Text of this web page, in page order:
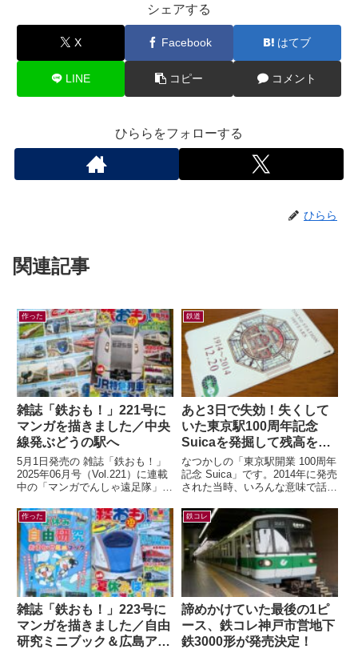
シェアする
X Facebook はてブ
LINE コピー コメント
ひららをフォローする
ひらら
関連記事
作った
雑誌「鉄おも！」221号に
マンガを描きました／中央
線発ぶどうの駅へ
5月1日発売の 雑誌「鉄おも！」
2025年06月号（Vol.221）に連載
中の「マンガでんしゃ遠足隊」最
線発！まいごの快速とぶどう...
鉄道
あと3日で失効！失くして
いた東京駅100周年記念
Suicaを発掘して残高を確
認したら…
なつかしの「東京駅開業 100周年
記念 Suica」です。2014年に発売
された当時、いろんな意味で話題
なので、もったいなくて使わ...
作った
雑誌「鉄おも！」223号に
マンガを描きました／自由
研究ミニブック＆広島アス
鉄コレ
諦めかけていた最後の1ピ
ース、鉄コレ神戸市営地下
鉄3000形が発売決定！